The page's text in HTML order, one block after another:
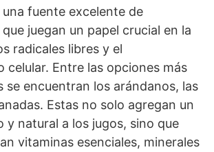
fuente excelente de
juegan un papel crucial en la
radicales libres y el
celular. Entre las opciones más
se encuentran los arándanos, las
Estas no solo agregan un
y natural a los jugos, sino que
vitaminas esenciales, minerales